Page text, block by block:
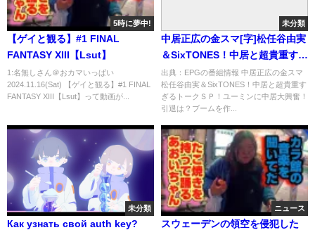
5時に夢中!
【ゲイと観る】#1 FINAL
FANTASY XIII【Lsut】
1:名無しさん＠おカマいっぱい
2024.11.16(Sat) 【ゲイと観る】#1 FINAL
FANTASY XIII【Lsut】って動画が...
未分類
中居正広の金スマ[字]松任谷由実
＆SixTONES！中居と超貴重すぎ
るトークＳＰ！…の番組内容解
析まとめ
出典：EPGの番組情報 中居正広の金スマ
松任谷由実＆SixTONES！中居と超貴重す
ぎるトークＳＰ！ユーミンに中居大興奮！
引退は？ブームを作...
未分類
Как узнать свой auth key?
ニュース
スウェーデンの領空を侵犯した